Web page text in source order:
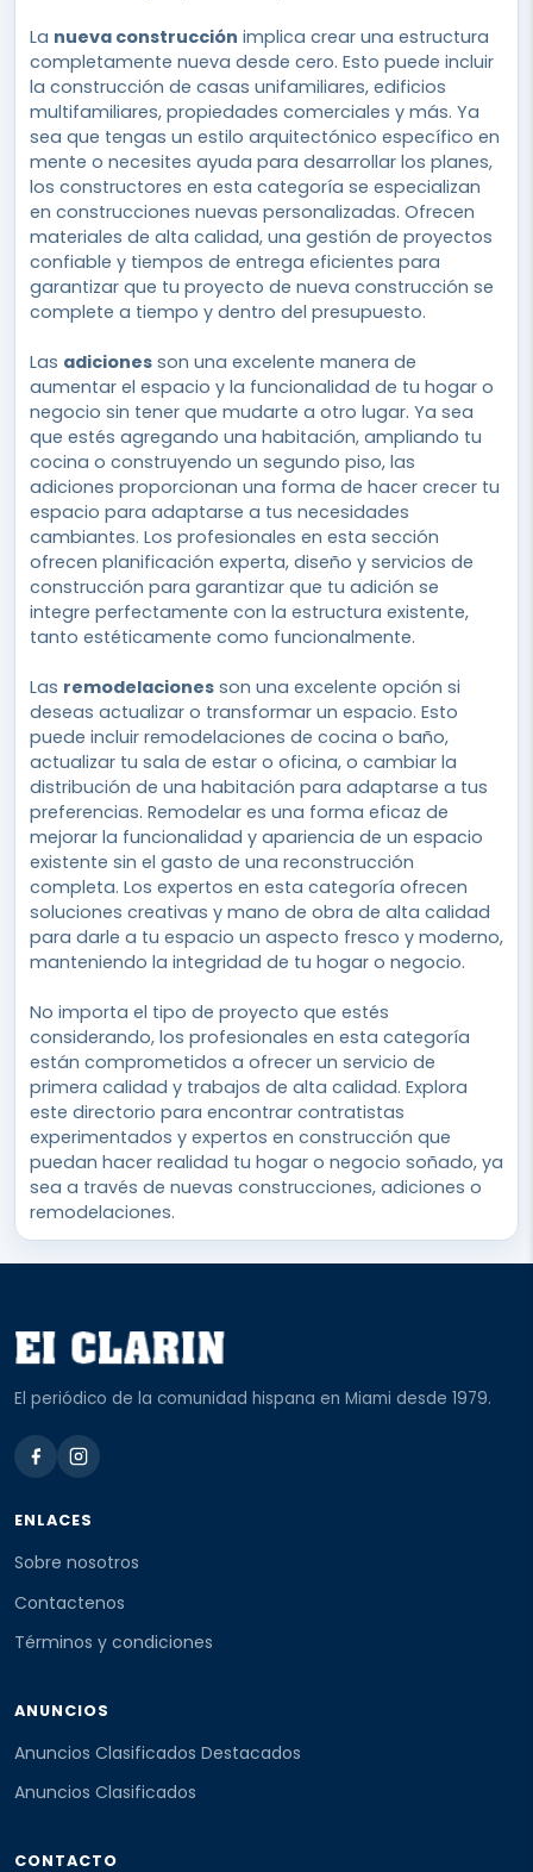
La nueva construcción implica crear una estructura
completamente nueva desde cero. Esto puede incluir
la construcción de casas unifamiliares, edificios
multifamiliares, propiedades comerciales y más. Ya
sea que tengas un estilo arquitectónico específico en
mente o necesites ayuda para desarrollar los planes,
los constructores en esta categoría se especializan
en construcciones nuevas personalizadas. Ofrecen
materiales de alta calidad, una gestión de proyectos
confiable y tiempos de entrega eficientes para
garantizar que tu proyecto de nueva construcción se
complete a tiempo y dentro del presupuesto.
Las adiciones son una excelente manera de
aumentar el espacio y la funcionalidad de tu hogar o
negocio sin tener que mudarte a otro lugar. Ya sea
que estés agregando una habitación, ampliando tu
cocina o construyendo un segundo piso, las
adiciones proporcionan una forma de hacer crecer tu
espacio para adaptarse a tus necesidades
cambiantes. Los profesionales en esta sección
ofrecen planificación experta, diseño y servicios de
construcción para garantizar que tu adición se
integre perfectamente con la estructura existente,
tanto estéticamente como funcionalmente.
Las remodelaciones son una excelente opción si
deseas actualizar o transformar un espacio. Esto
puede incluir remodelaciones de cocina o baño,
actualizar tu sala de estar o oficina, o cambiar la
distribución de una habitación para adaptarse a tus
preferencias. Remodelar es una forma eficaz de
mejorar la funcionalidad y apariencia de un espacio
existente sin el gasto de una reconstrucción
completa. Los expertos en esta categoría ofrecen
soluciones creativas y mano de obra de alta calidad
para darle a tu espacio un aspecto fresco y moderno,
manteniendo la integridad de tu hogar o negocio.
No importa el tipo de proyecto que estés
considerando, los profesionales en esta categoría
están comprometidos a ofrecer un servicio de
primera calidad y trabajos de alta calidad. Explora
este directorio para encontrar contratistas
experimentados y expertos en construcción que
puedan hacer realidad tu hogar o negocio soñado, ya
sea a través de nuevas construcciones, adiciones o
remodelaciones.
El periódico de la comunidad hispana en Miami desde 1979.
ENLACES
Sobre nosotros
Contactenos
Términos y condiciones
ANUNCIOS
Anuncios Clasificados Destacados
Anuncios Clasificados
CONTACTO